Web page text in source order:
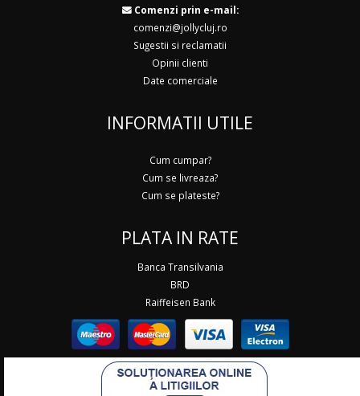
Comenzi prin e-mail:
comenzi@jollycluj.ro
Sugestii si reclamatii
Opinii clienti
Date comerciale
INFORMATII UTILE
Cum cumpar?
Cum se livreaza?
Cum se plateste?
PLATA IN RATE
Banca Transilvania
BRD
Raiffeisen Bank